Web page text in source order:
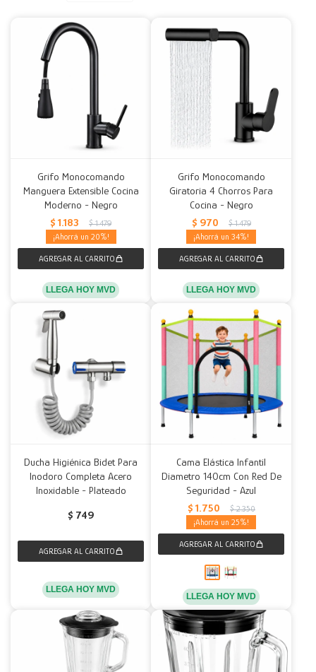
Grifo Monocomando
Manguera Extensible Cocina
Moderno - Negro
$ 1.183 $ 1.479
20
LLEGA HOY MVD
Grifo Monocomando
Giratoria 4 Chorros Para
Cocina - Negro
$ 970 $ 1.479
34
LLEGA HOY MVD
Ducha Higiénica Bidet Para
Inodoro Completa Acero
Inoxidable - Plateado
$ 749
LLEGA HOY MVD
Cama Elástica Infantil
Diametro 140cm Con Red De
Seguridad - Azul
$ 1.750 $ 2.350
25
LLEGA HOY MVD
Mesas
Calefactores
Acolchados y Frazadas
Fundas
Decoración
Accesorios para el hogar
Herramientas
Accesorios
Muebles Infantiles